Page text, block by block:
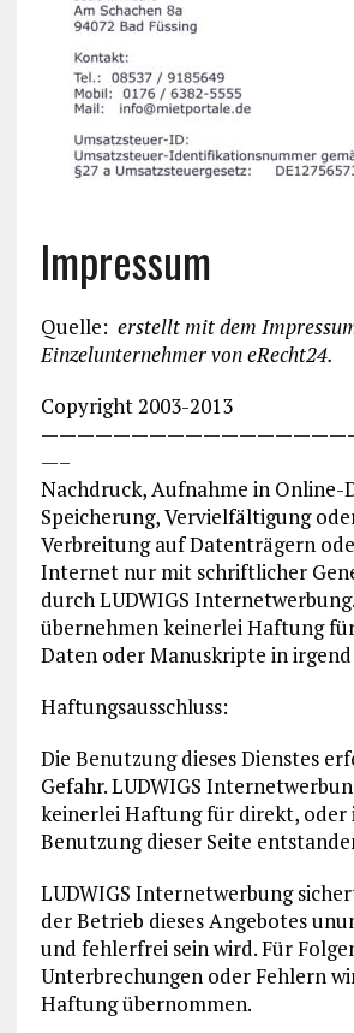
Impressum
Quelle: erstellt mit dem
Einzelunternehmer von eRecht24.
Copyright 2003-2013
—–
Nachdruck, Aufnahme in Online-
Speicherung, Vervielfältigung
Verbreitung auf Datenträgern
Internet nur mit schriftlicher
durch LUDWIGS
übernehmen keinerlei Haftung
Daten oder Manuskripte in
Haftungsausschluss:
Die Benutzung dieses Dienstes
Gefahr. LUDWIGS
keinerlei Haftung für direkt, oder
Benutzung dieser Seite
LUDWIGS Internetwerbung
der Betrieb dieses Angebotes
und fehlerfrei sein wird. Für
Unterbrechungen oder Fehlern
Haftung übernommen.